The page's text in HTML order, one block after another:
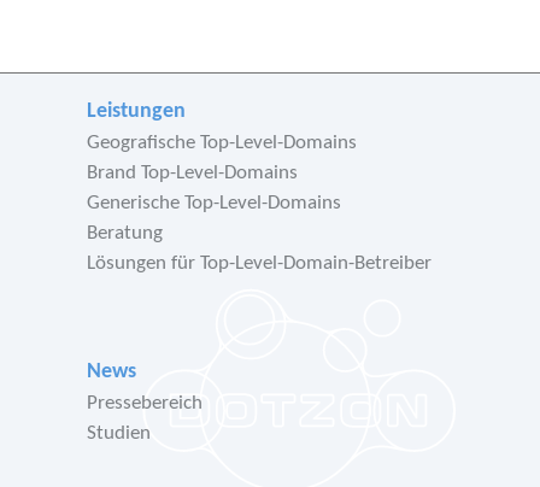
Leistungen
Geografische Top-Level-Domains
Brand Top-Level-Domains
Generische Top-Level-Domains
Beratung
Lösungen für Top-Level-Domain-Betreiber
News
Pressebereich
Studien